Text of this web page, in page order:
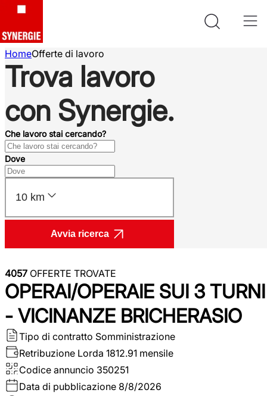
HomeOfferte di lavoro
Trova lavoro
con Synergie.
Che lavoro stai cercando?
Dove
10 km
Avvia ricerca
4057 OFFERTE TROVATE
OPERAI/OPERAIE SUI 3 TURNI
- VICINANZE BRICHERASIO
Tipo di contratto Somministrazione
Retribuzione Lorda 1812.91 mensile
Codice annuncio 350251
Data di pubblicazione 8/8/2026